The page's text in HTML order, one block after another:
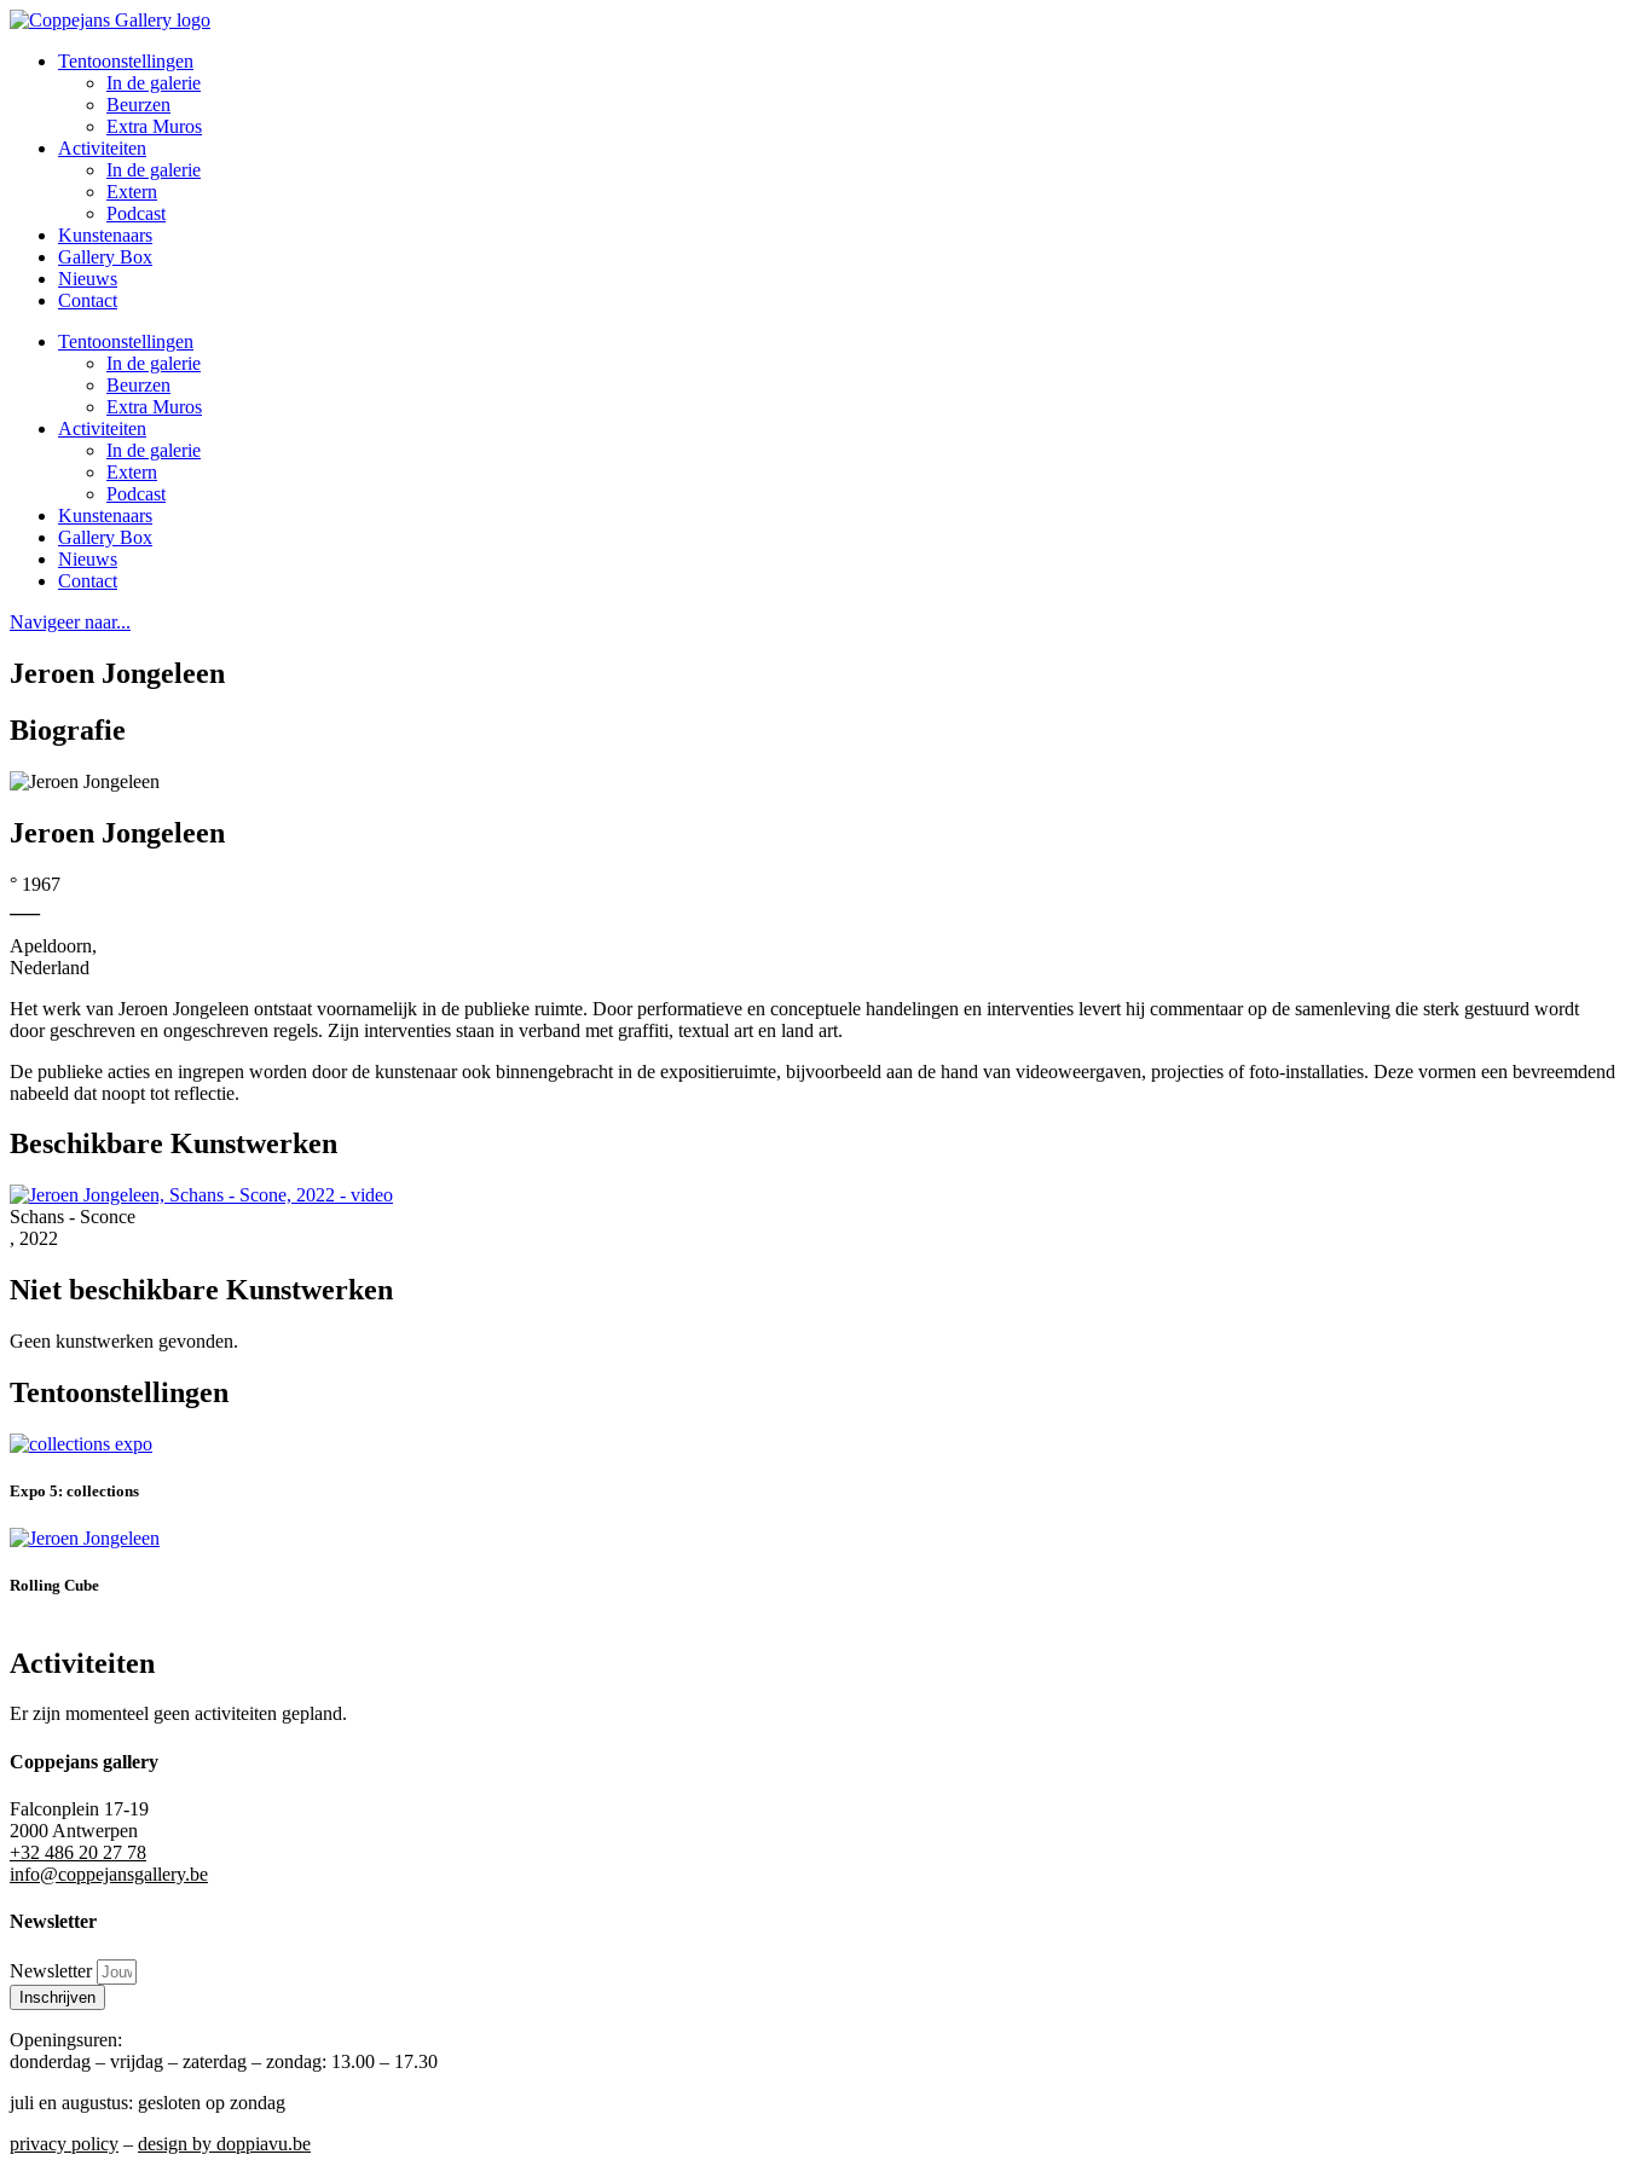
Spring
Tentoonstellingen
In de galerie
Beurzen
Extra Muros
Activiteiten
In de galerie
Extern
Podcast
Kunstenaars
Gallery Box
Nieuws
Contact
Tentoonstellingen
In de galerie
Beurzen
Extra Muros
Activiteiten
In de galerie
Extern
Podcast
Kunstenaars
Gallery Box
Nieuws
Contact
Navigeer naar...
Jeroen Jongeleen
Biografie
Jeroen Jongeleen
° 1967
—
Apeldoorn,
Nederland
Het werk van Jeroen Jongeleen ontstaat voornamelijk in de publieke ruimte. Door performatieve en conceptuele handelingen en interventies levert hij commentaar op de samenleving die sterk gestuurd wordt
door geschreven en ongeschreven regels. Zijn interventies staan in verband met graffiti, textual art en land art.
De publieke acties en ingrepen worden door de kunstenaar ook binnengebracht in de expositieruimte, bijvoorbeeld aan de hand van videoweergaven, projecties of foto-installaties. Deze vormen een bevreemdend
nabeeld dat noopt tot reflectie.
Beschikbare Kunstwerken
Schans - Sconce
, 2022
Niet beschikbare Kunstwerken
Geen kunstwerken gevonden.
Tentoonstellingen
Expo 5: collections
Rolling Cube
Activiteiten
Er zijn momenteel geen activiteiten gepland.
Coppejans gallery
Falconplein 17-19
2000 Antwerpen
+32 486 20 27 78
info@coppejansgallery.be
Newsletter
Newsletter
Inschrijven
Openingsuren:
donderdag – vrijdag – zaterdag – zondag: 13.00 – 17.30
juli en augustus: gesloten op zondag
privacy policy – design by doppiavu.be